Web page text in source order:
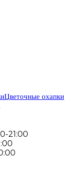
21:00
Цветочные охапки